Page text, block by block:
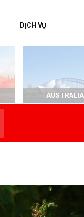
DỊCH VỤ
AUSTRALIA